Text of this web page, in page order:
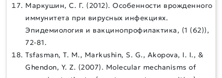
Маркушин, С. Г. (2012). Особенности врожденного
иммунитета при вирусных инфекциях.
Эпидемиология и вакцинопрофилактика, (1 (62)),
72-81.
Tsfasman, T. M., Markushin, S. G., Akopova, I. I., &
Ghendon, Y. Z. (2007). Molecular mechanisms of